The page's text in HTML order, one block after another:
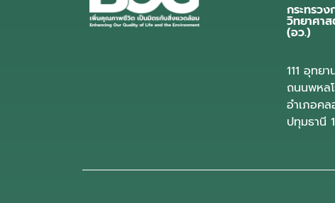
กระทรว
วิทยาศา
(อว.)
111 อุทย
ถนนพหล
อำเภอค
ปทุมธานี